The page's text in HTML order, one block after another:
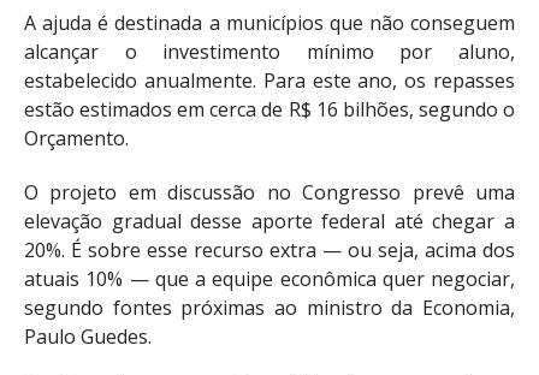
A ajuda é destinada a municípios que não conseguem
alcançar o investimento mínimo por aluno,
estabelecido anualmente. Para este ano, os repasses
estão estimados em cerca de R$ 16 bilhões, segundo o
Orçamento.
O projeto em discussão no Congresso prevê uma
elevação gradual desse aporte federal até chegar a
20%. É sobre esse recurso extra — ou seja, acima dos
atuais 10% — que a equipe econômica quer negociar,
segundo fontes próximas ao ministro da Economia,
Paulo Guedes.